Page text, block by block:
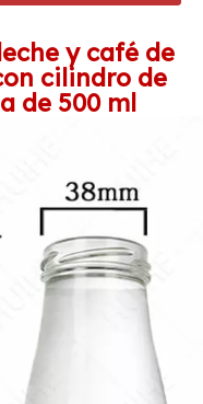
y café de
cilindro de
de 500 ml